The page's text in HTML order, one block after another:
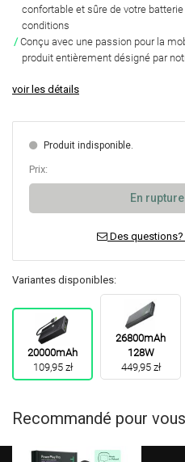
confortable et sûre de votre
conditions
Conçu avec une passion pour la
produit entièrement désigné par
voir les détails
Produit indisponible.
Prix:
En
Des
Variantes disponibles:
20000mAh
109,95 zł
26800mAh
128W
449,95 zł
Recommandé pour vous